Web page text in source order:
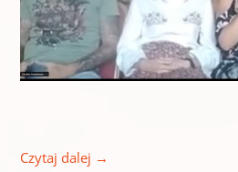
Czytaj dalej →